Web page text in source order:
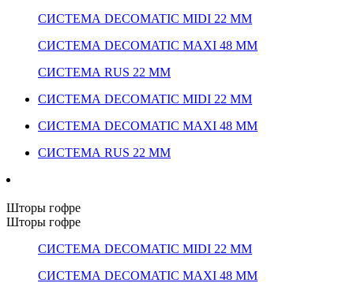
СИСТЕМА DECOMATIC MIDI 22 ММ
СИСТЕМА DECOMATIC MAXI 48 ММ
СИСТЕМА RUS 22 ММ
СИСТЕМА DECOMATIC MIDI 22 ММ
СИСТЕМА DECOMATIC MAXI 48 ММ
СИСТЕМА RUS 22 ММ
Шторы гофре
Шторы гофре
СИСТЕМА DECOMATIC MIDI 22 ММ
СИСТЕМА DECOMATIC MAXI 48 ММ